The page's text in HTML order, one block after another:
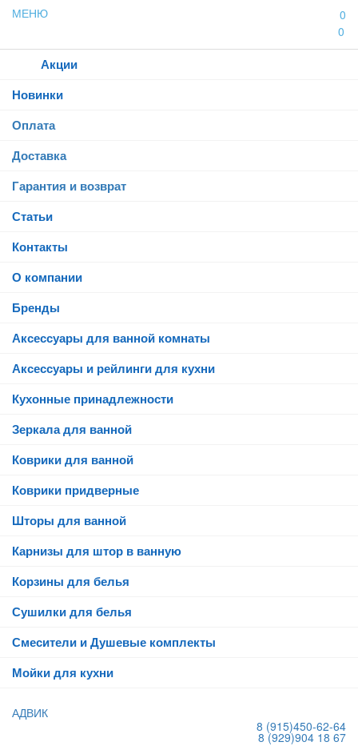
МЕНЮ
0
0
Акции
Новинки
Оплата
Доставка
Гарантия и возврат
Статьи
Контакты
О компании
Бренды
Аксессуары для ванной комнаты
Аксессуары и рейлинги для кухни
Кухонные принадлежности
Зеркала для ванной
Коврики для ванной
Коврики придверные
Шторы для ванной
Карнизы для штор в ванную
Корзины для белья
Сушилки для белья
Смесители и Душевые комплекты
Мойки для кухни
АДВИК
8 (915)450-62-64
8 (929)904 18 67